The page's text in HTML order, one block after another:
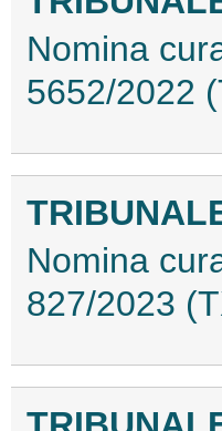
Nomina
5652/2022
Nomina
827/2023